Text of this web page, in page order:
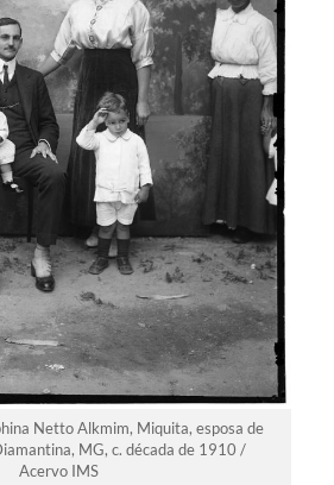
Netto Alkmim, Miquita, esposa de
MG, c. década de 1910 /
Acervo IMS